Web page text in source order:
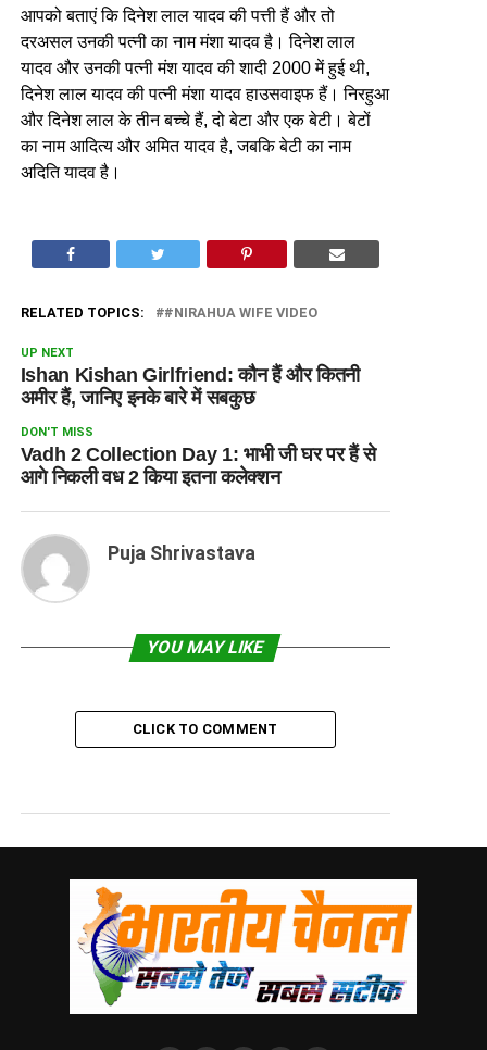
आपको बताएं कि दिनेश लाल यादव की पत्ती हैं और तो
दरअसल उनकी पत्नी का नाम मंशा यादव है। दिनेश लाल
यादव और उनकी पत्नी मंश यादव की शादी 2000 में हुई थी,
दिनेश लाल यादव की पत्नी मंशा यादव हाउसवाइफ हैं। निरहुआ
और दिनेश लाल के तीन बच्चे हैं, दो बेटा और एक बेटी। बेटों
का नाम आदित्य और अमित यादव है, जबकि बेटी का नाम
अदिति यादव है।
RELATED TOPICS: #NIRAHUA WIFE VIDEO
UP NEXT
Ishan Kishan Girlfriend: कौन हैं और कितनी
अमीर हैं, जानिए इनके बारे में सबकुछ
DON'T MISS
Vadh 2 Collection Day 1: भाभी जी घर पर हैं से
आगे निकली वध 2 किया इतना कलेक्शन
Puja Shrivastava
YOU MAY LIKE
CLICK TO COMMENT